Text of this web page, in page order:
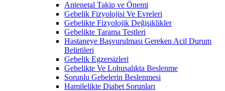
Antenetal Takip ve Önemi
Gebelik Fizyolojisi Ve Evreleri
Gebelikte Fizyolojik Değişiklikler
Gebelikte Tarama Testleri
Hastaneye Başvurulması Gereken Acil Durum
Belirtileri
Gebelik Egzersizleri
Gebelikte Ve Lohusalıkta Beslenme
Sorunlu Gebelerin Beslenmesi
Hamilelikte Diabet Sorunları